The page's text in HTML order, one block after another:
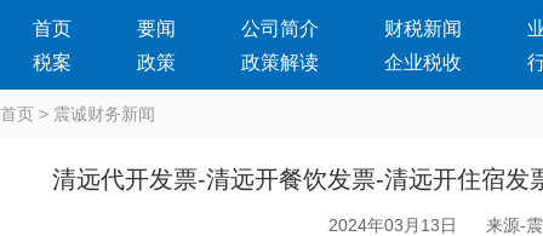
首页 要闻 公司简介 财税新闻
税案
政策 政策解读 企业税收
首页 > 震诚财务新闻
清远代开发票-清远开餐饮发票-清远开住宿发
2024年03月13日 来源-